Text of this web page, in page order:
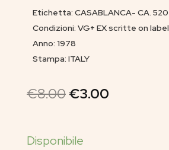
Etichetta: CASABLANCA- CA. 520
Condizioni: VG+ EX scritte on label
Anno: 1978
Stampa: ITALY
€8.00 €3.00